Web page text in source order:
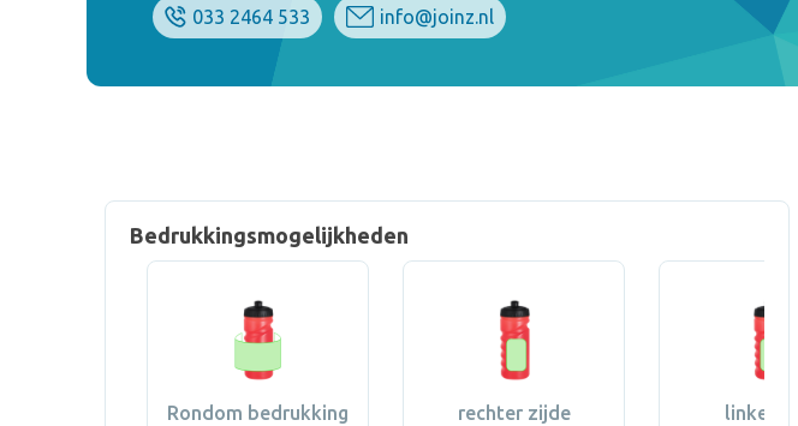
033 2464 533 info@joinz.nl
Bedrukkingsmogelijkheden
Rondom bedrukking rechter zijde